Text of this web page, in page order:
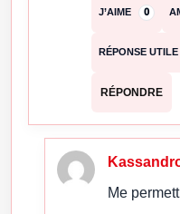
J’AIME 0
RÉPONSE UTILE
RÉPONDRE
Me